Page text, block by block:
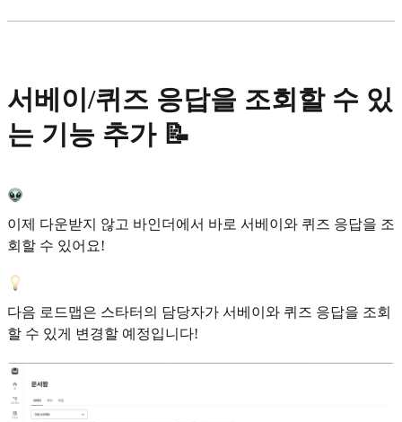
서베이/퀴즈 응답을 조회할 수 있
는 기능 추가 📝
이제 다운받지 않고 바인더에서 바로 서베이와 퀴즈 응답을 조
회할 수 있어요!
다음 로드맵은 스타터의 담당자가 서베이와 퀴즈 응답을 조회
할 수 있게 변경할 예정입니다!